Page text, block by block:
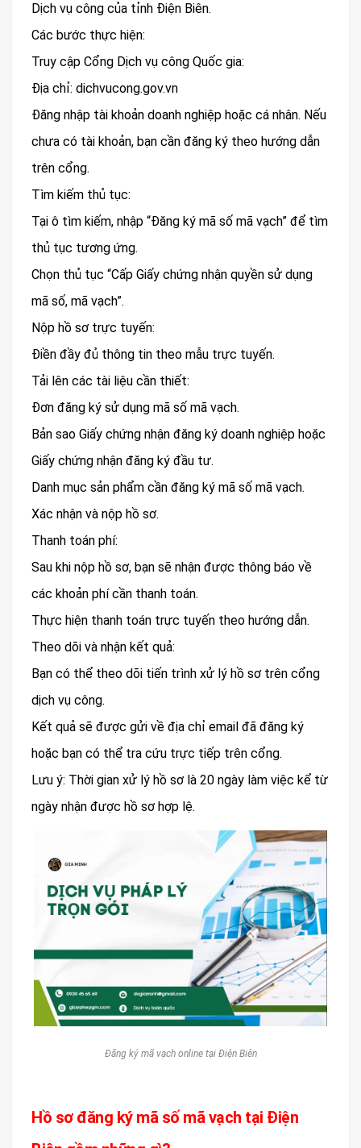
Dịch vụ công của tỉnh Điện Biên.
Các bước thực hiện:
Truy cập Cổng Dịch vụ công Quốc gia:
Địa chỉ: dichvucong.gov.vn
Đăng nhập tài khoản doanh nghiệp hoặc cá nhân. Nếu
chưa có tài khoản, bạn cần đăng ký theo hướng dẫn
trên cổng.
Tìm kiếm thủ tục:
Tại ô tìm kiếm, nhập “Đăng ký mã số mã vạch” để tìm
thủ tục tương ứng.
Chọn thủ tục “Cấp Giấy chứng nhận quyền sử dụng
mã số, mã vạch”.
Nộp hồ sơ trực tuyến:
Điền đầy đủ thông tin theo mẫu trực tuyến.
Tải lên các tài liệu cần thiết:
Đơn đăng ký sử dụng mã số mã vạch.
Bản sao Giấy chứng nhận đăng ký doanh nghiệp hoặc
Giấy chứng nhận đăng ký đầu tư.
Danh mục sản phẩm cần đăng ký mã số mã vạch.
Xác nhận và nộp hồ sơ.
Thanh toán phí:
Sau khi nộp hồ sơ, bạn sẽ nhận được thông báo về
các khoản phí cần thanh toán.
Thực hiện thanh toán trực tuyến theo hướng dẫn.
Theo dõi và nhận kết quả:
Bạn có thể theo dõi tiến trình xử lý hồ sơ trên cổng
dịch vụ công.
Kết quả sẽ được gửi về địa chỉ email đã đăng ký
hoặc bạn có thể tra cứu trực tiếp trên cổng.
Lưu ý: Thời gian xử lý hồ sơ là 20 ngày làm việc kể từ
ngày nhận được hồ sơ hợp lệ.
Đăng ký mã vạch online tại Điện Biên
Hồ sơ đăng ký mã số mã vạch tại Điện